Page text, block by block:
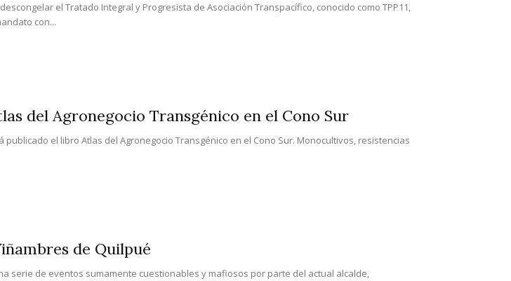
el Tratado Integral y Progresista de Asociación Transpacífico, conocido como TPP11,
con...
del Agronegocio Transgénico en el Cono Sur
el libro Atlas del Agronegocio Transgénico en el Cono Sur. Monocultivos, resistencias
de Quilpué
serie de eventos sumamente cuestionables y mafiosos por parte del actual alcalde,